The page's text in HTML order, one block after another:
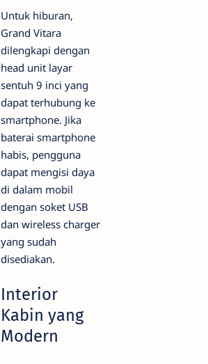
Untuk hiburan,
Grand Vitara
dilengkapi dengan
head unit layar
sentuh 9 inci yang
dapat terhubung ke
smartphone. Jika
baterai smartphone
habis, pengguna
dapat mengisi daya
di dalam mobil
dengan soket USB
dan wireless charger
yang sudah
disediakan.
Interior
Kabin yang
Modern